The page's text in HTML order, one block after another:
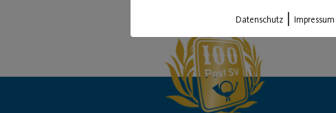
Datenschutz | Impressum